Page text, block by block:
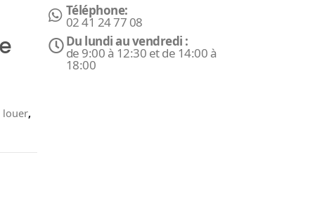
louer,
Téléphone:
02 41 24 77 08
Du lundi au vendredi :
de 9:00 à 12:30 et de 14:00 à
18:00